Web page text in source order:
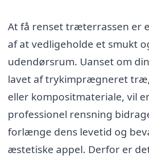
At få renset træterrassen er
af at vedligeholde et smukt
udendørsrum. Uanset om
lavet af trykimprægneret
eller kompositmateriale, vil
professionel rensning
forlænge dens levetid og
æstetiske appel. Derfor er